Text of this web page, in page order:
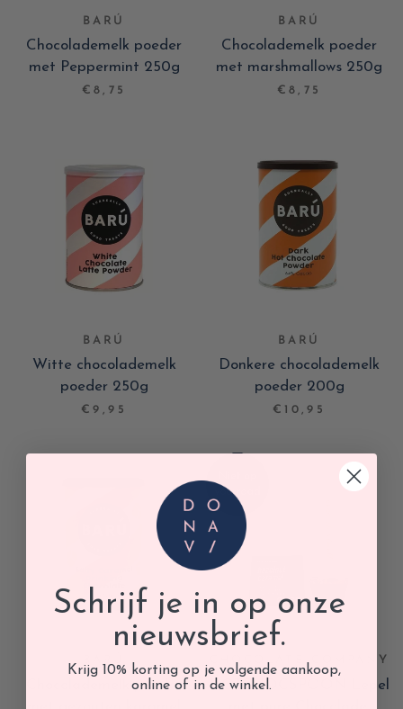
BARÚ
Chocolademelk poeder
met Peppermint 250g
€8,75
BARÚ
Chocolademelk poeder
met marshmallows 250g
€8,75
BARÚ
Witte chocolademelk
poeder 250g
€9,95
BARÚ
Donkere chocolademelk
poeder 200g
€10,95
Chocolademelk poeder
CHOCOLATE COMPANY
HOTCHOCSPOON Lepel
Schrijf je in op onze
nieuwsbrief.
Krijg 10% korting op je volgende aankoop,
online of in de winkel.